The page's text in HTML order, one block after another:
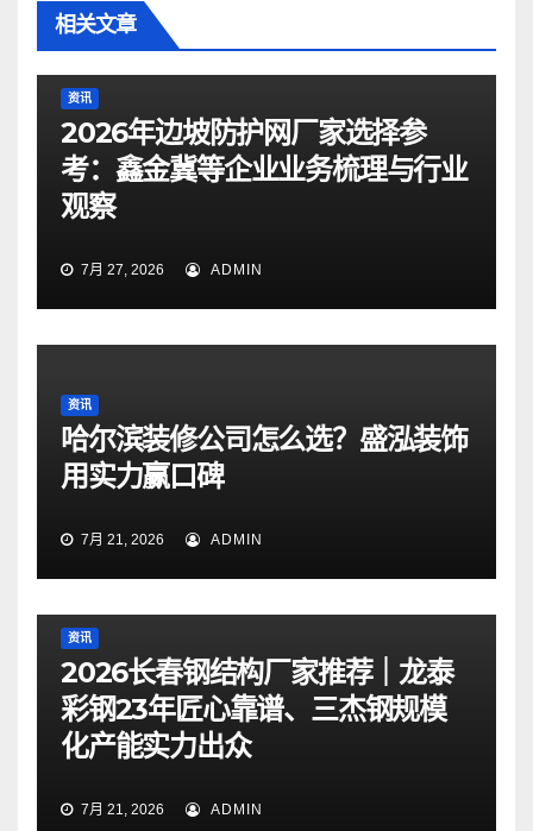
相关文章
资讯
2026年边坡防护网厂家选择参
考：鑫金冀等企业业务梳理与行业
观察
7月 27, 2026 ADMIN
资讯
哈尔滨装修公司怎么选？盛泓装饰
用实力赢口碑
7月 21, 2026 ADMIN
资讯
2026长春钢结构厂家推荐｜龙泰
彩钢23年匠心靠谱、三杰钢规模
化产能实力出众
7月 21, 2026 ADMIN